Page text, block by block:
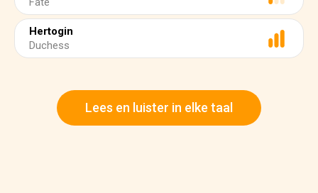
Hertogin
Duchess
Lees en luister in elke taal